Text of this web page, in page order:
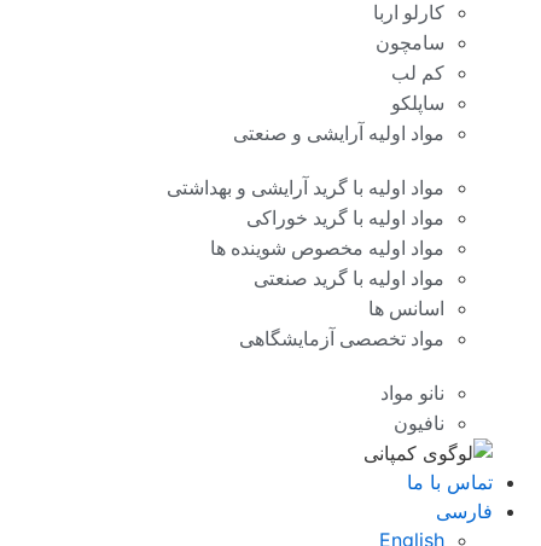
کارلو اربا
سامچون
کم لب
ساپلکو
مواد اولیه آرایشی و صنعتی
مواد اولیه با گرید آرایشی و بهداشتی
مواد اولیه با گرید خوراکی
مواد اولیه مخصوص شوینده ها
مواد اولیه با گرید صنعتی
اسانس ها
مواد تخصصی آزمایشگاهی
نانو مواد
نافیون
تماس با ما
فارسی
English